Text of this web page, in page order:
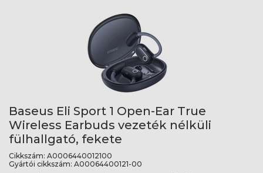
Baseus Eli Sport 1 Open-Ear True
Wireless Earbuds vezeték nélküli
fülhallgató, fekete
Cikkszám: A0006440012100
Gyártói cikkszám: A00064400121-00